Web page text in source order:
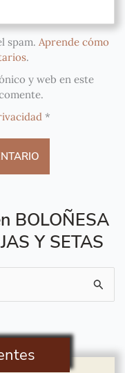
spam. Aprende cómo
.
y web en este
*
BOLOÑESA
Y SETAS